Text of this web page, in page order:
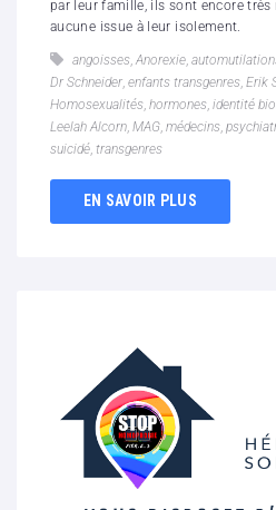
par leur famille, ils sont encore très
aucune issue à leur isolement.
angoisses, Anorexie,
Dr Schneider, enfants transgenres, Erik
Homosexualités, hormones, identité
Leelah Alcorn, MAG, médecins,
suicidé, transgenres
EN SAVOIR PLUS